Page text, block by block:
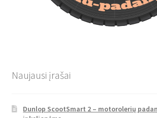
Naujausi įrašai
Dunlop ScootSmart 2 – motorolerių